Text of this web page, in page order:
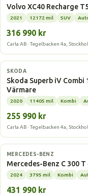
Volvo XC40 Recharge
2021 12172 mil SUV
316 990 kr
Carla AB · Tegelbacken 4a,
Laddhybrid
SKODA
Skoda Superb iV Combi
Värmare
2020 11405 mil Kombi
255 990 kr
Carla AB · Tegelbacken 4a,
Laddhybrid
MERCEDES-BENZ
Mercedes-Benz C 300
2024 3795 mil Kombi
431 990 kr